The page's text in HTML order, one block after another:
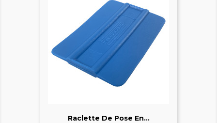
Raclette De Pose En...